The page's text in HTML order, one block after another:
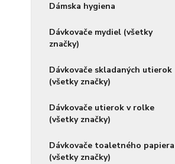
Dámska hygiena
Dávkovače mydiel (všetky
značky)
Dávkovače skladaných utierok
(všetky značky)
Dávkovače utierok v rolke
(všetky značky)
Dávkovače toaletného papiera
(všetky značky)